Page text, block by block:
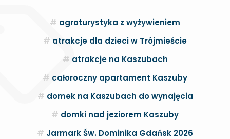
agroturystyka z wyżywieniem
atrakcje dla dzieci w Trójmieście
atrakcje na Kaszubach
całoroczny apartament Kaszuby
domek na Kaszubach do wynajęcia
domki nad jeziorem Kaszuby
Jarmark Św. Dominika Gdańsk 2026